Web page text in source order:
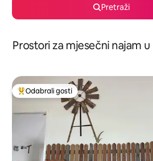
Pretraži
Prostori za mjesečni najam
Među najviše rangiranima s oznakom
Odabrali gosti